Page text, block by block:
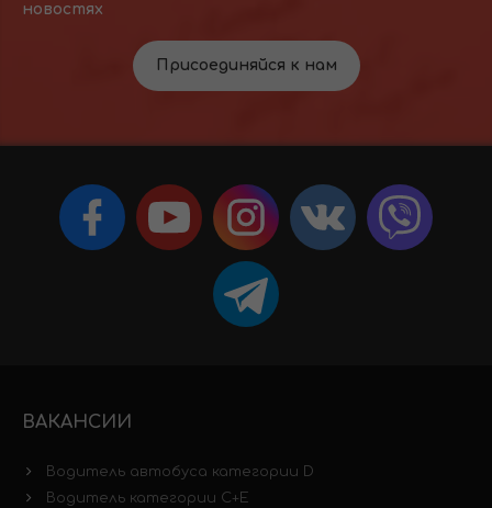
новостях
Присоединяйся к нам
ВАКАНСИИ
Водитель автобуса категории D
Водитель категории C+E